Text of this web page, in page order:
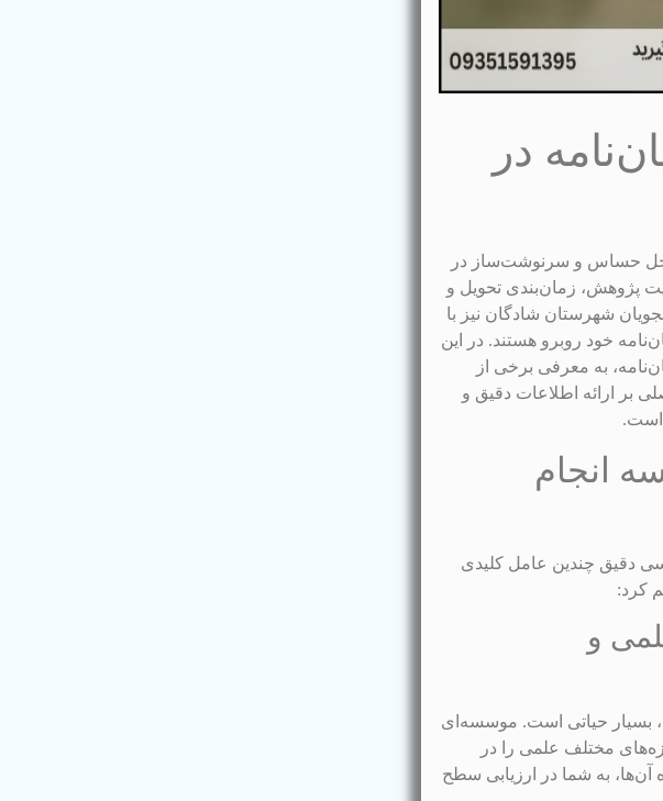
در
حساس و سرنوشت‌ساز در
پژوهش، زمان‌بندی تحویل و
شهرستان شادگان نیز با
خود روبرو هستند. در این
به معرفی برخی از
بر ارائه اطلاعات دقیق و
است.
انجام
دقیق چندین عامل کلیدی
کرد:
و
بسیار حیاتی است. موسسه‌ای
مختلف علمی را در
به شما در ارزیابی سطح